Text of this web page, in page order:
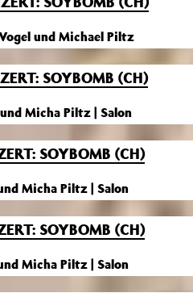
und Michael Piltz
SOYBOMB (CH)
Micha Piltz | Salon
SOYBOMB (CH)
Micha Piltz | Salon
SOYBOMB (CH)
Micha Piltz | Salon